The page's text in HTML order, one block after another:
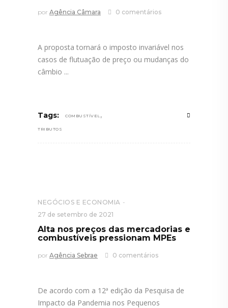
por Agência Câmara 0 comentários
A proposta tornará o imposto invariável nos
casos de flutuação de preço ou mudanças do
câmbio
Tags: COMBUSTÍVEL ,
TRIBUTOS
NEGÓCIOS E ECONOMIA
27 de setembro de 2021
Alta nos preços das mercadorias e
combustíveis pressionam MPEs
por Agência Sebrae 0 comentários
De acordo com a 12ª edição da Pesquisa de
Impacto da Pandemia nos Pequenos